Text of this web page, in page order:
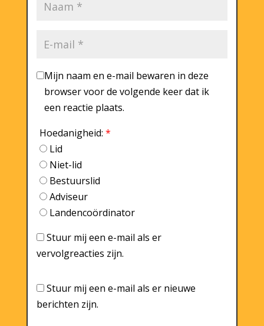
Mijn naam en e-mail bewaren in deze
browser voor de volgende keer dat ik
een reactie plaats.
Hoedanigheid: *
Lid
Niet-lid
Bestuurslid
Adviseur
Landencoördinator
Stuur mij een e-mail als er
vervolgreacties zijn.
Stuur mij een e-mail als er nieuwe
berichten zijn.